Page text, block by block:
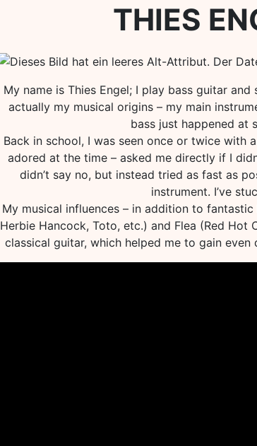
THIES
My name is Thies Engel; I play bass guitar
actually my musical origins – my main
bass just happened at
Back in school, I was seen once or twice with
adored at the time – asked me directly if I
didn’t say no, but instead tried as fast as
instrument. I’ve
My musical influences – in addition to
Herbie Hancock, Toto, etc.) and Flea (Red
classical guitar, which helped me to gain